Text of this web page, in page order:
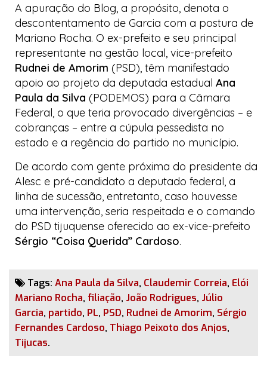
A apuração do Blog, a propósito, denota o
descontentamento de Garcia com a postura de
Mariano Rocha. O ex-prefeito e seu principal
representante na gestão local, vice-prefeito
Rudnei de Amorim (PSD), têm manifestado
apoio ao projeto da deputada estadual Ana
Paula da Silva (PODEMOS) para a Câmara
Federal, o que teria provocado divergências – e
cobranças – entre a cúpula pessedista no
estado e a regência do partido no município.
De acordo com gente próxima do presidente da
Alesc e pré-candidato a deputado federal, a
linha de sucessão, entretanto, caso houvesse
uma intervenção, seria respeitada e o comando
do PSD tijuquense oferecido ao ex-vice-prefeito
Sérgio “Coisa Querida” Cardoso.
Tags: Ana Paula da Silva, Claudemir Correia, Elói
Mariano Rocha, filiação, João Rodrigues, Júlio
Garcia, partido, PL, PSD, Rudnei de Amorim, Sérgio
Fernandes Cardoso, Thiago Peixoto dos Anjos,
Tijucas.